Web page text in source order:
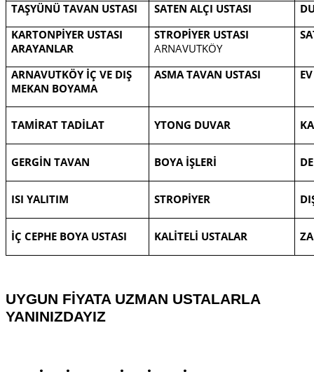
TAŞYÜNÜ TAVAN USTASI
SATEN ALÇI USTASI
KARTONPİYER USTASI
ARAYANLAR
STROPİYER USTASI
ARNAVUTKÖY
ARNAVUTKÖY İÇ VE DIŞ
MEKAN BOYAMA
ASMA TAVAN USTASI
TAMİRAT TADİLAT YTONG DUVAR
GERGİN TAVAN BOYA İŞLERİ
ISI YALITIM STROPİYER
İÇ CEPHE BOYA USTASI KALİTELİ USTALAR
UYGUN FİYATA UZMAN USTALARLA
YANINIZDAYIZ